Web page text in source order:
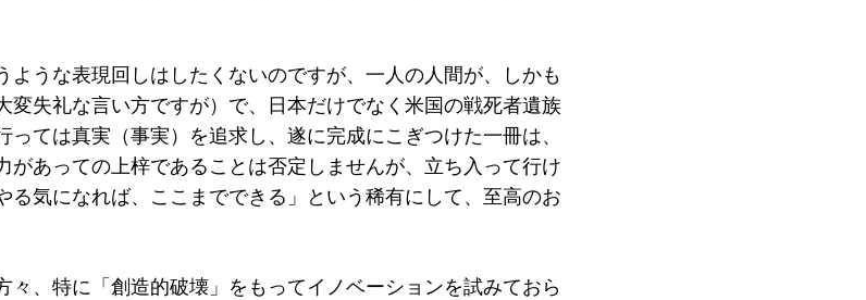
ような表現回しはしたくないのですが、一人の人間が、しかも
変失礼な言い方ですが）で、日本だけでなく米国の戦死者遺族
ては真実（事実）を追求し、遂に完成にこぎつけた一冊は、
があっての上梓であることは否定しませんが、立ち入って行け
る気になれば、ここまでできる」という稀有にして、至高のお
々、特に「創造的破壊」をもってイノベーションを試みておら